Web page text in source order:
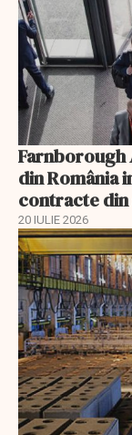
Farnborough
din România
contracte din
20 IULIE 2026